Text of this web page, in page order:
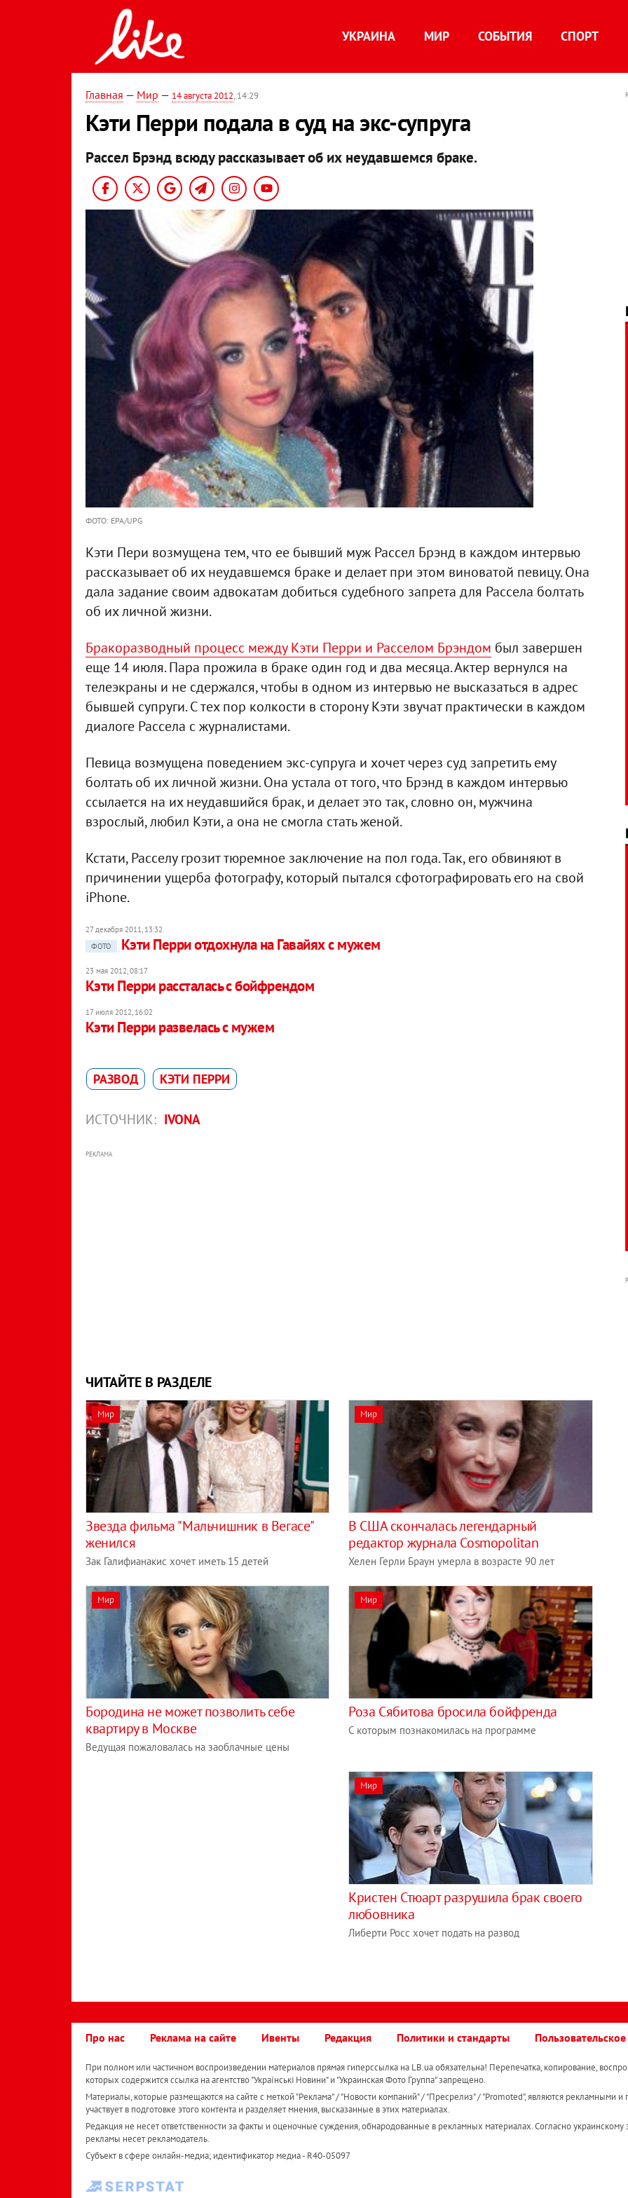
УКРАИНА МИР СОБЫТИЯ СПОРТ
Главная — Мир — 14 августа 2012, 14:29
Кэти Перри подала в суд на экс-супруга
Рассел Брэнд всюду рассказывает об их неудавшемся браке.
ФОТО: EPA/UPG
Кэти Пери возмущена тем, что ее бывший муж Рассел Брэнд в каждом интервью
рассказывает об их неудавшемся браке и делает при этом виноватой певицу. Она
дала задание своим адвокатам добиться судебного запрета для Рассела болтать
об их личной жизни.
Бракоразводный процесс между Кэти Перри и Расселом Брэндом был завершен
еще 14 июля. Пара прожила в браке один год и два месяца. Актер вернулся на
телеэкраны и не сдержался, чтобы в одном из интервью не высказаться в адрес
бывшей супруги. С тех пор колкости в сторону Кэти звучат практически в каждом
диалоге Рассела с журналистами.
Певица возмущена поведением экс-супруга и хочет через суд запретить ему
болтать об их личной жизни. Она устала от того, что Брэнд в каждом интервью
ссылается на их неудавшийся брак, и делает это так, словно он, мужчина
взрослый, любил Кэти, а она не смогла стать женой.
Кстати, Расселу грозит тюремное заключение на пол года. Так, его обвиняют в
причинении ущерба фотографу, который пытался сфотографировать его на свой
iPhone.
27 декабря 2011, 13:32
ФОТО
Кэти Перри отдохнула на Гавайях с мужем
23 мая 2012, 08:17
Кэти Перри рассталась с бойфрендом
17 июля 2012, 16:02
Кэти Перри развелась с мужем
РАЗВОД КЭТИ ПЕРРИ
ИСТОЧНИК: IVONA
РЕКЛАМА
ЧИТАЙТЕ В РАЗДЕЛЕ
Мир
Звезда фильма "Мальчишник в Вегасе"
женился
Зак Галифианакис хочет иметь 15 детей
Мир
В США скончалась легендарный
редактор журнала Cosmopolitan
Хелен Герли Браун умерла в возрасте 90 лет
Мир
Бородина не может позволить себе
квартиру в Москве
Ведущая пожаловалась на заоблачные цены
Мир
Роза Сябитова бросила бойфренда
С которым познакомилась на программе
Мир
Кристен Стюарт разрушила брак своего
любовника
Либерти Росс хочет подать на развод
Про нас Реклама на сайте Ивенты Редакция Политики и стандарты
При полном или частичном воспроизведении материалов прямая гиперссылка на LB.ua обязательна! Перепечатка, копирование,
которых содержится ссылка на агентство "Українськi Новини" и "Украинская Фото Группа" запрещено.
Материалы, которые размещаются на сайте с меткой "Реклама" / "Новости компаний" / "Пресрелиз" / "Promoted", являются рекламными и
участвует в подготовке этого контента и разделяет мнения, высказанные в этих материалах.
Редакция не несет ответственности за факты и оценочные суждения, обнародованные в рекламных материалах. Согласно украинскому
рекламы несет рекламодатель.
Субъект в сфере онлайн-медиа; идентификатор медиа - R40-05097